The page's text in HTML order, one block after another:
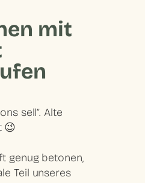
mit
sell”. Alte
😉
genug betonen,
Teil unseres